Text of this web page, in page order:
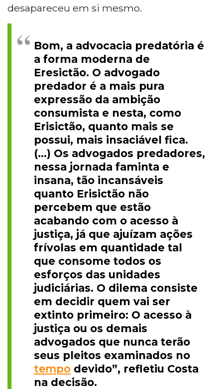
desapareceu em si mesmo.
Bom, a advocacia predatória é
a forma moderna de
Eresictão. O advogado
predador é a mais pura
expressão da ambição
consumista e nesta, como
Erisictão, quanto mais se
possui, mais insaciável fica.
(...) Os advogados predadores,
nessa jornada faminta e
insana, tão incansáveis
quanto Erisictão não
percebem que estão
acabando com o acesso à
justiça, já que ajuízam ações
frívolas em quantidade tal
que consome todos os
esforços das unidades
judiciárias. O dilema consiste
em decidir quem vai ser
extinto primeiro: O acesso à
justiça ou os demais
advogados que nunca terão
seus pleitos examinados no
tempo devido”, refletiu Costa
na decisão.